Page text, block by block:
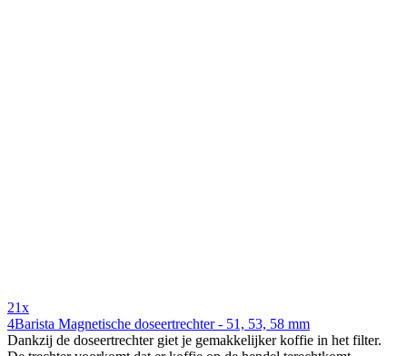
21x
4Barista Magnetische doseertrechter - 51, 53, 58 mm
Dankzij de doseertrechter giet je gemakkelijker koffie in het filter.